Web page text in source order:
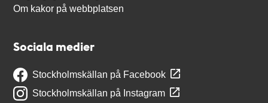
Om kakor på webbplatsen
Sociala medier
Stockholmskällan på Facebook
Stockholmskällan på Instagram